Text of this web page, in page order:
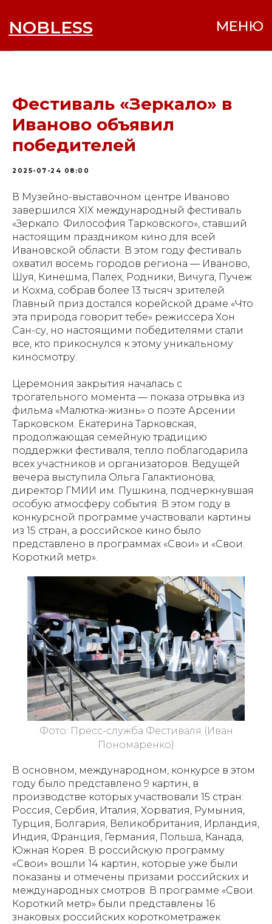
NOBLESS
Фестиваль «Зеркало» в
Иваново объявил
победителей
2025-07-24 08:00
В Музейно-выставочном центре Иваново
завершился XIX международный фестиваль
«Зеркало. Философия Тарковского», ставший
настоящим праздником кино для всей
Ивановской области. В этом году фестиваль
охватил восемь городов региона — Иваново,
Шуя, Кинешма, Палех, Родники, Вичуга, Пучеж
и Кохма, собрав более 13 тысяч зрителей.
Главный приз достался корейской драме «Что
эта природа говорит тебе» режиссера Хон
Сан-су, но настоящими победителями стали
все, кто прикоснулся к этому уникальному
киносмотру.
Церемония закрытия началась с
трогательного момента — показа отрывка из
фильма «Малютка-жизнь» о поэте Арсении
Тарковском. Екатерина Тарковская,
продолжающая семейную традицию
поддержки фестиваля, тепло поблагодарила
всех участников и организаторов. Ведущей
вечера выступила Ольга Галактионова,
директор ГМИИ им. Пушкина, подчеркнувшая
особую атмосферу события. В этом году в
конкурсной программе участвовали картины
из 15 стран, а российское кино было
представлено в программах «Свои» и «Свои.
Короткий метр».
Фото: Пресс-служба Фестиваля (Иван
Пономаренко)
В основном, международном, конкурсе в этом
году было представлено 9 картин, в
производстве которых участвовали 15 стран:
Россия, Сербия, Италия, Хорватия, Румыния,
Турция, Болгария, Великобритания, Ирландия,
Индия, Франция, Германия, Польша, Канада,
Южная Корея. В российскую программу
«Свои» вошли 14 картин, которые уже были
показаны и отмечены призами российских и
международных смотров. В программе «Свои.
Короткий метр» были представлены 16
знаковых российских короткометражек